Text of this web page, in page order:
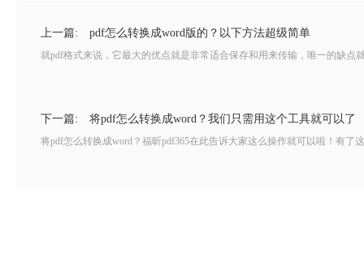
上一篇: pdf怎么转换成word版的？以下方法超级简单
就pdf格式来说，它最大的优点就是非常适合保存和用来传输，唯一的缺
下一篇: 将pdf怎么转换成word？我们只需用这个工具就可以了
将pdf怎么转换成word？福昕pdf365在此告诉大家这么操作就可以啦！有了